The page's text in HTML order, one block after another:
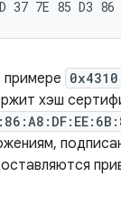
0x4310
хэш